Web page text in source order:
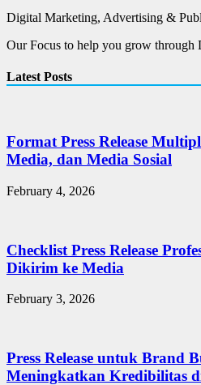
Digital Marketing, Advertising &
Our Focus to help you grow through
Latest Posts
Format Press Release
Media, dan Media Sosial
February 4, 2026
Checklist Press Release
Dikirim ke Media
February 3, 2026
Press Release untuk Brand
Meningkatkan Kredibilitas